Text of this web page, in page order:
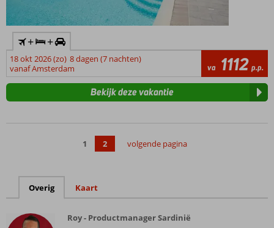
+ +
18 okt 2026 (zo) 8 dagen (7 nachten)
vanaf Amsterdam
va 1112 p.p.
Bekijk deze vakantie
1 2 volgende pagina
Overig Kaart
Roy - Productmanager Sardinië